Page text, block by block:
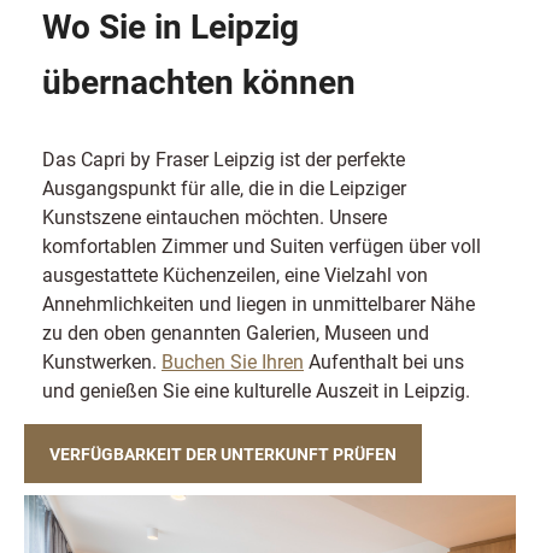
Wo Sie in Leipzig
übernachten können
Das Capri by Fraser Leipzig ist der perfekte
Ausgangspunkt für alle, die in die Leipziger
Kunstszene eintauchen möchten. Unsere
komfortablen Zimmer und Suiten verfügen über voll
ausgestattete Küchenzeilen, eine Vielzahl von
Annehmlichkeiten und liegen in unmittelbarer Nähe
zu den oben genannten Galerien, Museen und
Kunstwerken. Buchen Sie Ihren Aufenthalt bei uns
und genießen Sie eine kulturelle Auszeit in Leipzig.
VERFÜGBARKEIT DER UNTERKUNFT PRÜFEN